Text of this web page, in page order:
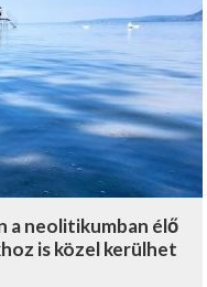
a neolitikumban élő
is közel kerülhet